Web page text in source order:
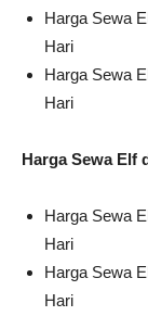
Harga Sewa
Hari
Harga Sewa
Hari
Harga Sewa Elf
Harga Sewa
Hari
Harga Sewa
Hari